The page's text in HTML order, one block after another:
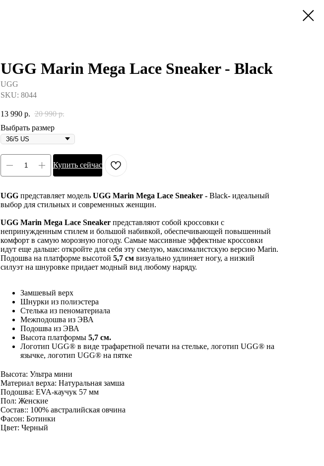
UGG Marin Mega Lace Sneaker - Black
UGG
SKU: 8044
13 990 р. 20 990 р.
Выбрать размер
Купить сейчас
UGG представляет модель UGG Marin Mega Lace Sneaker - Black- идеальный
выбор для стильных и современных женщин.
UGG Marin Mega Lace Sneaker представляют собой кроссовки с
непринужденным стилем и большой набивкой, обеспечивающей повышенный
комфорт в самую морозную погоду. Самые массивные эффектные кроссовки
идут еще дальше: откройте для себя эту смелую, максималистскую версию Marin.
Подошва на платформе высотой 5,7 см визуально удлиняет ногу, а низкий
силуэт на шнуровке придает модный вид любому наряду.
Замшевый верх
Шнурки из полиэстера
Стелька из пеноматериала
Межподошва из ЭВА
Подошва из ЭВА
Высота платформы 5,7 см.
Логотип UGG® в виде трафаретной печати на стельке, логотип UGG® на
язычке, логотип UGG® на пятке
Высота: Ультра мини
Материал верха: Натуральная замша
Подошва: EVA-каучук 57 мм
Пол: Женские
Состав:: 100% австралийская овчина
Фасон: Ботинки
Цвет: Черный